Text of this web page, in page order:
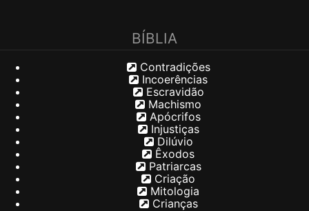
BÍBLIA
Contradições
Incoerências
Escravidão
Machismo
Apócrifos
Injustiças
Dilúvio
Êxodos
Patriarcas
Criação
Mitologia
Crianças